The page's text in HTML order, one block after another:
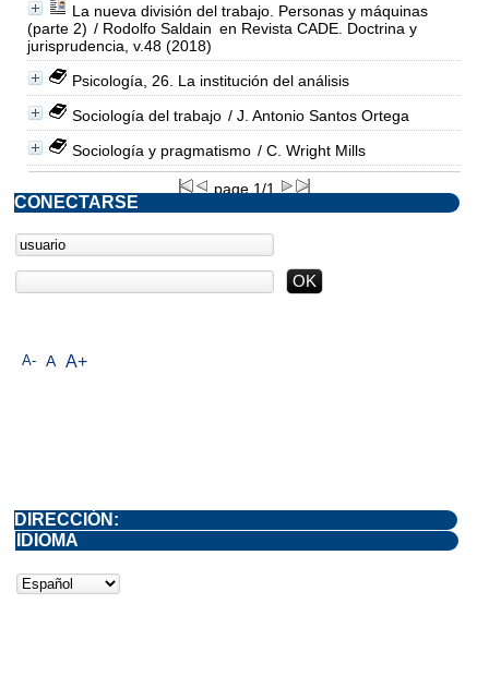
La nueva división del trabajo. Personas y máquinas
(parte 2) / Rodolfo Saldain en Revista CADE. Doctrina y
jurisprudencia, v.48 (2018)
Psicología, 26. La institución del análisis
Sociología del trabajo / J. Antonio Santos Ortega
Sociología y pragmatismo / C. Wright Mills
page 1/1
A- A A+
CONECTARSE
DIRECCIÓN:
IDIOMA